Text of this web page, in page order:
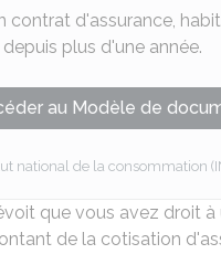
contrat d'assurance,
plus d'une année.
au Modèle de
national de la consommation
que vous avez droit à
de la cotisation